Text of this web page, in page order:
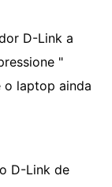
D-Link a
"
o laptop ainda
D-Link de